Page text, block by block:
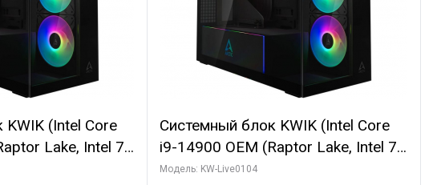
(Intel Core
Lake, Intel 7,
ГБ ОЗУ (2
Системный блок KWIK (Intel Core
i9-14900 OEM (Raptor Lake, Intel 7,
C24 16EC/8PC// 64 ГБ ОЗУ (2
Модель: KW-Live0104